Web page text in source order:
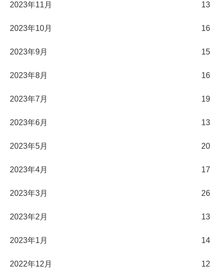
2023年11月 13
2023年10月 16
2023年9月 15
2023年8月 16
2023年7月 19
2023年6月 13
2023年5月 20
2023年4月 17
2023年3月 26
2023年2月 13
2023年1月 14
2022年12月 12